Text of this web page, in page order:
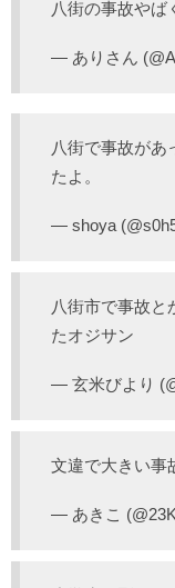
八街の事故やば
— ありさん
八街で事故があ
たよ。
— shoya
八街市で事故と
たオジサン
— 玄米びより
文違で大きい事
— あきこ